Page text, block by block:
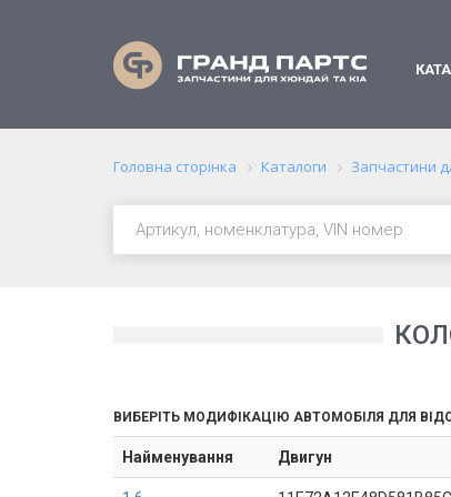
Головна сторінка Каталоги Запчастини
ВИБЕРІТЬ МОДИФІКАЦІЮ АВТОМОБІЛЯ ДЛЯ
Найменування Двигун